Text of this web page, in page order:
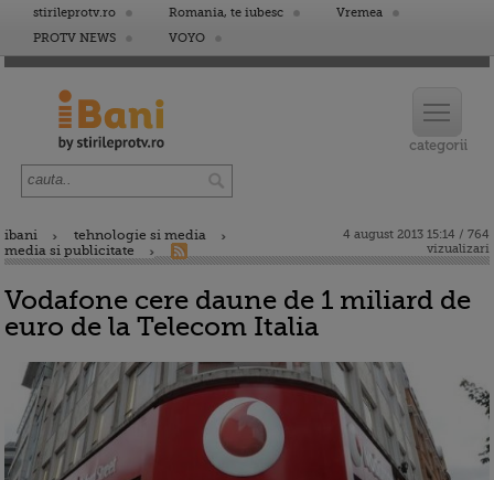
stirileprotv.ro Romania, te iubesc
Vremea
PROTV NEWS
VOYO
ibani
tehnologie si media
media si publicitate
4 august 2013 15:14 / 764
vizualizari
Vodafone cere daune de 1 miliard de
euro de la Telecom Italia